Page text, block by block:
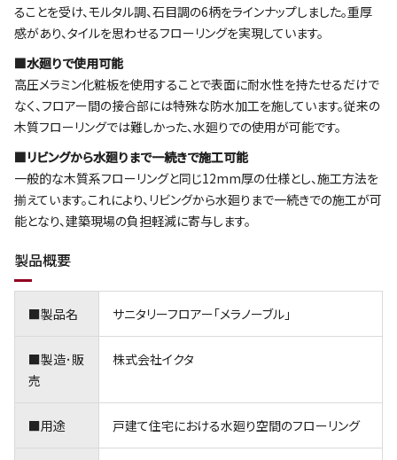
ることを受け、モルタル調、石目調の6柄をラインナップしました。重厚
感があり、タイルを思わせるフローリングを実現しています。
■水廻りで使用可能
高圧メラミン化粧板を使用することで表面に耐水性を持たせるだけで
なく、フロアー間の接合部には特殊な防水加工を施しています。従来の
木質フローリングでは難しかった、水廻りでの使用が可能です。
■リビングから水廻りまで一続きで施工可能
一般的な木質系フローリングと同じ12mm厚の仕様とし、施工方法を
揃えています。これにより、リビングから水廻りまで一続きでの施工が可
能となり、建築現場の負担軽減に寄与します。
製品概要
■製品名 サニタリーフロアー｢メラノーブル｣
■製造･販
売
株式会社イクタ
■用途 戸建て住宅における水廻り空間のフローリング